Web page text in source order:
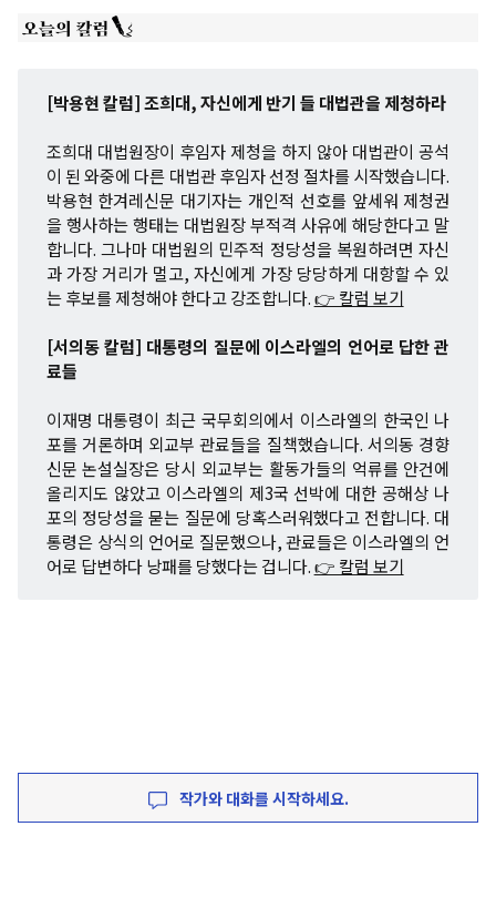
[박용현 칼럼] 조희대, 자신에게 반기 들 대법관을 제청하라
조희대 대법원장이 후임자 제청을 하지 않아 대법관이 공석
이 된 와중에 다른 대법관 후임자 선정 절차를 시작했습니다.
박용현 한겨레신문 대기자는 개인적 선호를 앞세워 제청권
을 행사하는 행태는 대법원장 부적격 사유에 해당한다고 말
합니다. 그나마 대법원의 민주적 정당성을 복원하려면 자신
과 가장 거리가 멀고, 자신에게 가장 당당하게 대항할 수 있
는 후보를 제청해야 한다고 강조합니다.👉 칼럼 보기
[서의동 칼럼] 대통령의 질문에 이스라엘의 언어로 답한 관
료들
이재명 대통령이 최근 국무회의에서 이스라엘의 한국인 나
포를 거론하며 외교부 관료들을 질책했습니다. 서의동 경향
신문 논설실장은 당시 외교부는 활동가들의 억류를 안건에
올리지도 않았고 이스라엘의 제3국 선박에 대한 공해상 나
포의 정당성을 묻는 질문에 당혹스러워했다고 전합니다. 대
통령은 상식의 언어로 질문했으나, 관료들은 이스라엘의 언
어로 답변하다 낭패를 당했다는 겁니다.👉 칼럼 보기
작가와 대화를 시작하세요.